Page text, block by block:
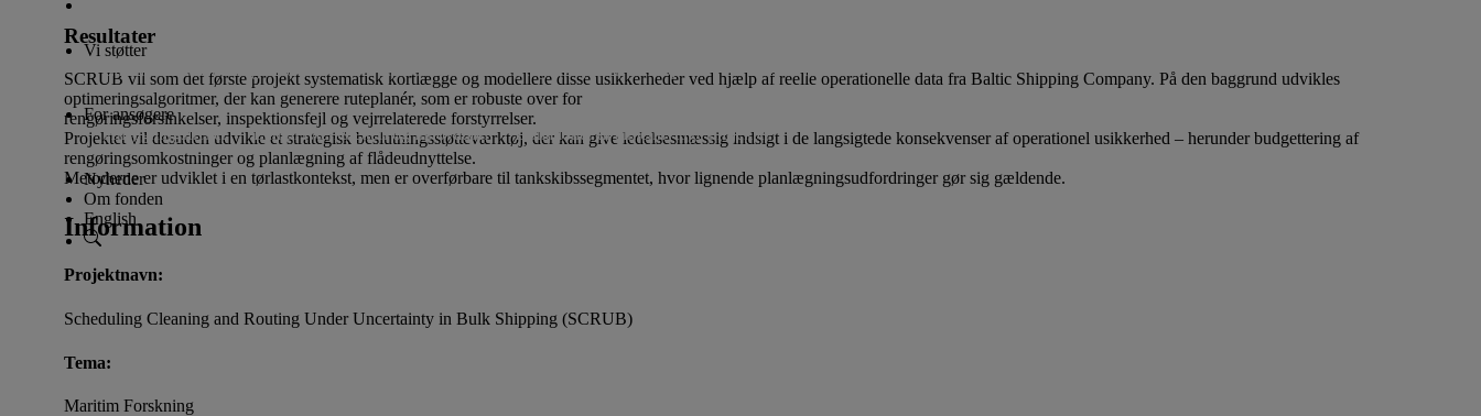
Vi støtter
Lån til iværksætteri og innovation
Donationer til almennyttige projekter Projekter Vi støtter ikke
For ansøgere
Ansøgningsfrister
Lån til iværksætteri og innovation Donationer til almennyttige projekter
Nyheder
Om fonden
English
Resultater
SCRUB vil som det første projekt systematisk kortlægge og modellere disse usikkerheder ved hjælp af reelle operationelle data fra Baltic Shipping Company. På den baggrund udvikles
optimeringsalgoritmer, der kan generere ruteplanér, som er robuste over for
rengøringsforsinkelser, inspektionsfejl og vejrrelaterede forstyrrelser.
Projektet vil desuden udvikle et strategisk beslutningsstøtteværktøj, der kan give ledelsesmæssig indsigt i de langsigtede konsekvenser af operationel usikkerhed – herunder budgettering af
rengøringsomkostninger og planlægning af flådeudnyttelse.
Metoderne er udviklet i en tørlastkontekst, men er overførbare til tankskibssegmentet, hvor lignende planlægningsudfordringer gør sig gældende.
Information
Projektnavn:
Scheduling Cleaning and Routing Under Uncertainty in Bulk Shipping (SCRUB)
Tema:
Maritim Forskning